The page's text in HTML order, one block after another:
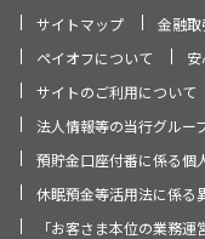
サイトマップ
金融
ペイオフについて
サイトのご利用について
法人情報等の当行グルー
預貯金口座付番に係る個
休眠預金等活用法に係る
「お客さま本位の業務